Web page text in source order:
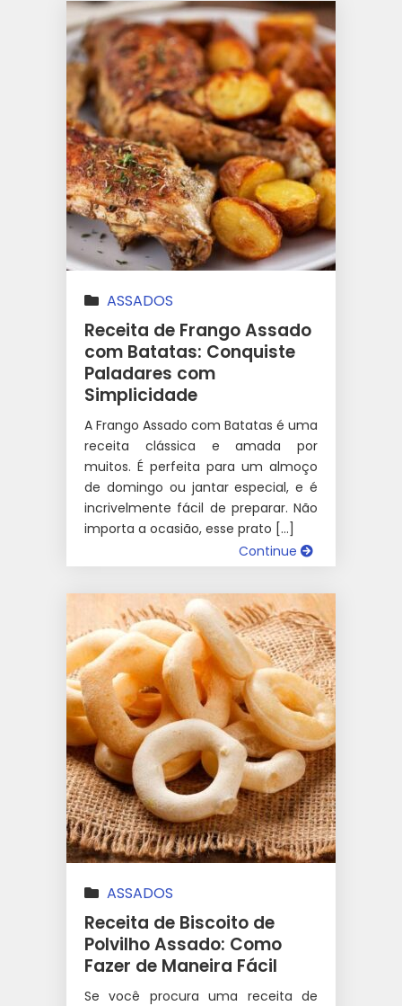
ASSADOS
Receita de Frango Assado
com Batatas: Conquiste
Paladares com
Simplicidade
A Frango Assado com Batatas é uma
receita clássica e amada por
muitos. É perfeita para um almoço
de domingo ou jantar especial, e é
incrivelmente fácil de preparar. Não
importa a ocasião, esse prato […]
Continue
ASSADOS
Receita de Biscoito de
Polvilho Assado: Como
Fazer de Maneira Fácil
Se você procura uma receita de